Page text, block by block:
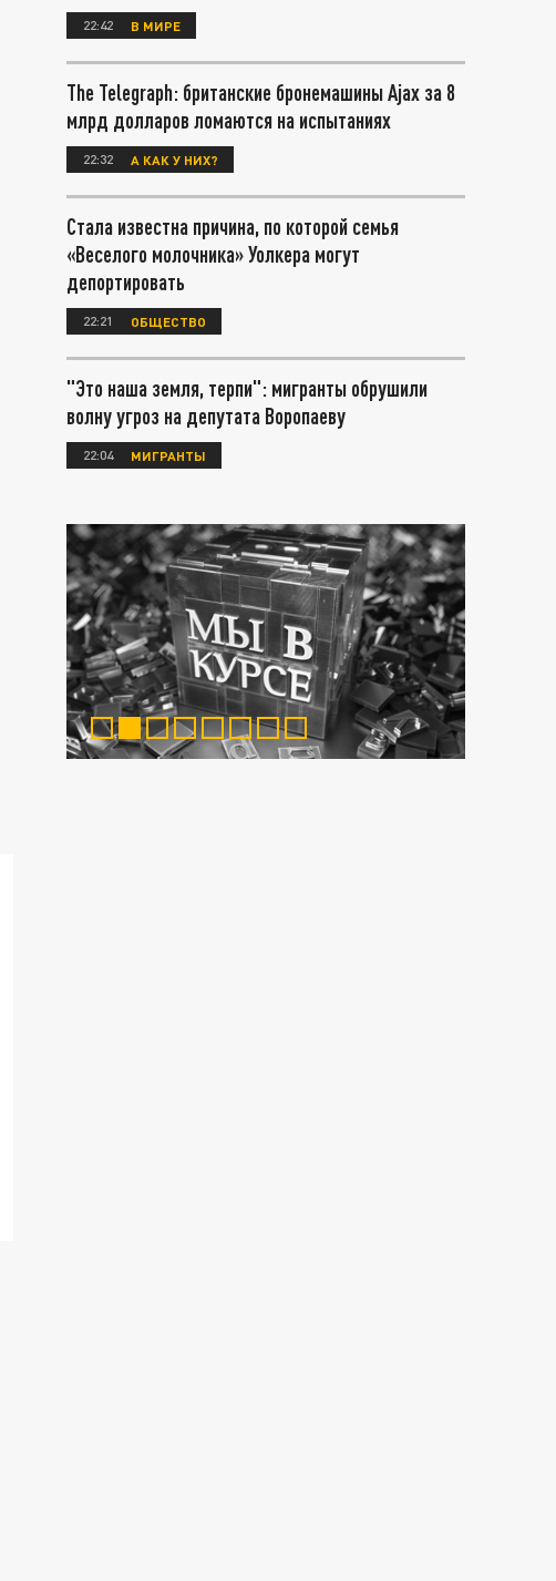
22:42 В МИРЕ
The Telegraph: британские бронемашины Ajax за 8
млрд долларов ломаются на испытаниях
22:32 А КАК У НИХ?
Стала известна причина, по которой семья
«Веселого молочника» Уолкера могут
депортировать
22:21 ОБЩЕСТВО
"Это наша земля, терпи": мигранты обрушили
волну угроз на депутата Воропаеву
22:04 МИГРАНТЫ